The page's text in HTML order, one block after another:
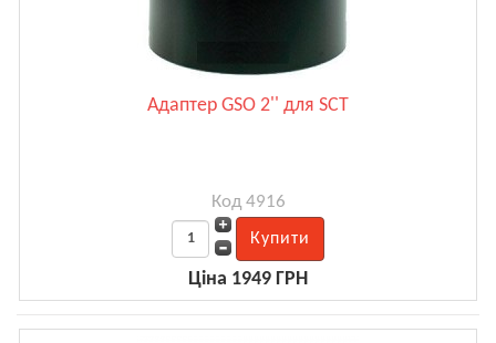
Адаптер GSO 2'' для SCT
Код 4916
Ціна 1949 ГРН